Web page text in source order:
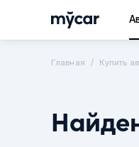
Главная Купить